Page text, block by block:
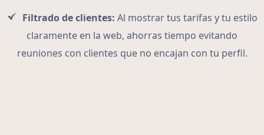
Filtrado de clientes: Al mostrar tus tarifas y tu estilo
claramente en la web, ahorras tiempo evitando
reuniones con clientes que no encajan con tu perfil.